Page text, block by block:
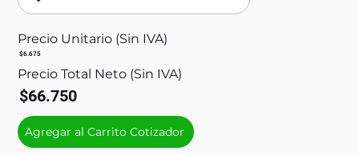
Precio Unitario (Sin IVA)
$6.675
Precio Total Neto (Sin IVA)
$66.750
Agregar al Carrito Cotizador